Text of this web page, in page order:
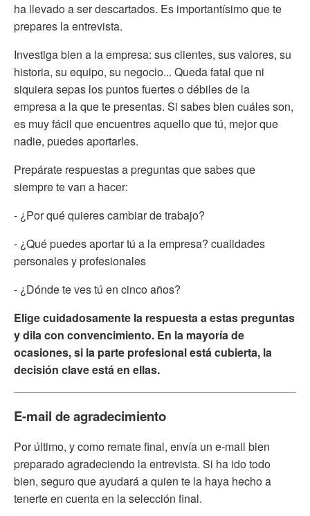
ha llevado a ser descartados. Es importantísimo que te
prepares la entrevista.
Investiga bien a la empresa: sus clientes, sus valores, su
historia, su equipo, su negocio... Queda fatal que ni
siquiera sepas los puntos fuertes o débiles de la
empresa a la que te presentas. Si sabes bien cuáles son,
es muy fácil que encuentres aquello que tú, mejor que
nadie, puedes aportarles.
Prepárate respuestas a preguntas que sabes que
siempre te van a hacer:
- ¿Por qué quieres cambiar de trabajo?
- ¿Qué puedes aportar tú a la empresa? cualidades
personales y profesionales
- ¿Dónde te ves tú en cinco años?
Elige cuidadosamente la respuesta a estas preguntas
y dila con convencimiento. En la mayoría de
ocasiones, si la parte profesional está cubierta, la
decisión clave está en ellas.
E-mail de agradecimiento
Por último, y como remate final, envía un e-mail bien
preparado agradeciendo la entrevista. Si ha ido todo
bien, seguro que ayudará a quien te la haya hecho a
tenerte en cuenta en la selección final.